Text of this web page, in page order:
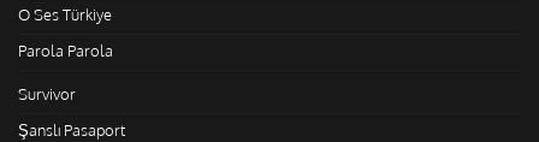
O Ses Türkiye
Parola Parola
Survivor
Şanslı Pasaport